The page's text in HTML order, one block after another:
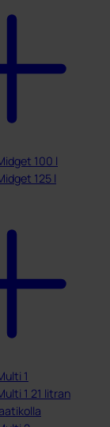
100 l
125 l
1
1 21 litran